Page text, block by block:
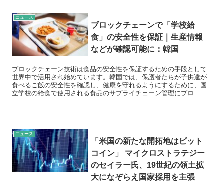
ニュース
ブロックチェーンで「学校給
食」の安全性を保証｜生産情報
などが確認可能に：韓国
ブロックチェーン技術は食品の安全性を保証するための手段として
世界中で活用され始めています。韓国では、保護者たちが子供達が
食べるご飯の安全性を確認し、健康を守れるようにするために、国
立学校の給食で使用される食品のサプライチェーン管理にブロ...
ニュース
「米国の新たな開拓地はビット
コイン」 マイクロストラテジー
のセイラー氏、19世紀の領土拡
大になぞらえ国家採用を主張